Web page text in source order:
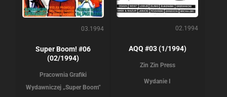
03.1994
Super Boom! #06
(02/1994)
Pracownia Grafiki
Wydawniczej „Super Boom”
02.1994
AQQ #03 (1/1994)
Zin Zin Press
Wydanie I